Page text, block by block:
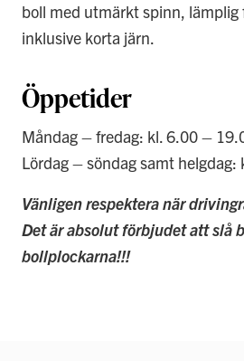
boll med utmärkt spinn, lämplig
inklusive korta järn.
Öppetider
Måndag – fredag: kl. 6.00 –
Lördag – söndag samt
Vänligen respektera när
Det är absolut förbjudet att slå
bollplockarna!!!